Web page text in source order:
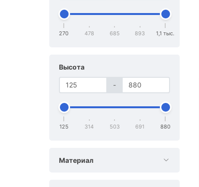
270 478 685 893 1,1 тыс.
Высота
-
125 314 503 691 880
Материал